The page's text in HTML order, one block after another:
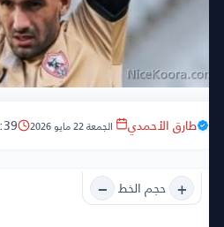
طارق الأحمدي الجمعة 22 مايو 2026 1:39 مساءً
+ حجم الخط −